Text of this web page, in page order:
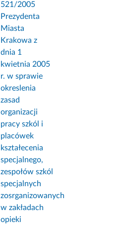
521/2005
Prezydenta
Miasta
Krakowa z
dnia 1
kwietnia 2005
r. w sprawie
okreslenia
zasad
organizacji
pracy szkól i
placówek
kształecenia
specjalnego,
zespołów szkól
specjalnych
zosrganizowanych
w zakładach
opieki